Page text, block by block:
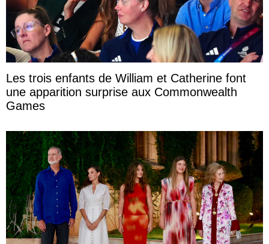
Les trois enfants de William et Catherine font
une apparition surprise aux Commonwealth
Games